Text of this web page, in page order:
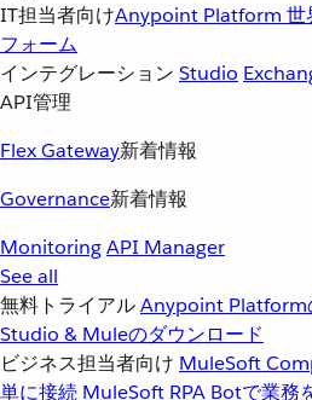
IT担当者向けAnypoint Platform 世
フォーム
インテグレーション Studio
API管理
Flex Gateway新着情報
Governance新着情報
MonitoringAPI Manager
See all
無料トライアルAnypoint Platform
Studio & Muleのダウンロード
ビジネス担当者向け MuleSoft
単に接続 MuleSoft RPA Botで業務